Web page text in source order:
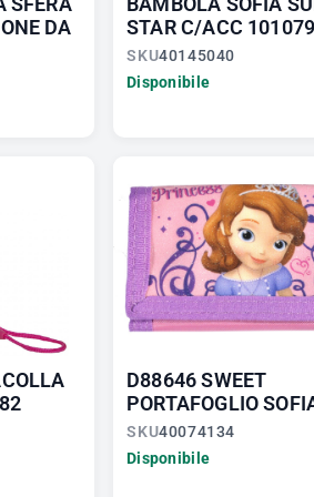
DA
STAR C/ACC 101079
SKU40145040
Disponibile
D88646 SWEET
PORTAFOGLIO
SKU40074134
Disponibile